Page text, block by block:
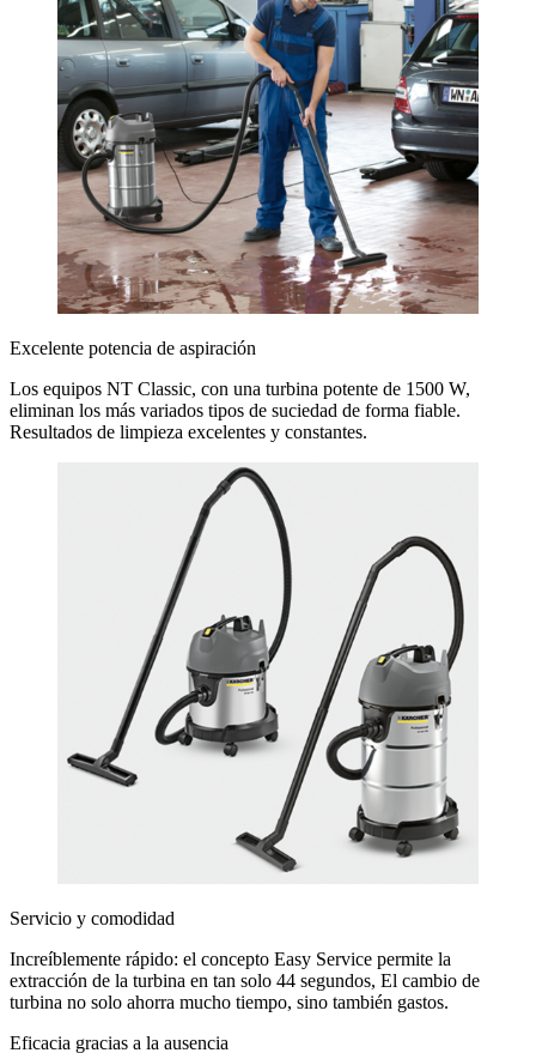
Excelente potencia de aspiración
Los equipos NT Classic, con una turbina potente de 1500 W,
eliminan los más variados tipos de suciedad de forma fiable.
Resultados de limpieza excelentes y constantes.
Servicio y comodidad
Increíblemente rápido: el concepto Easy Service permite la
extracción de la turbina en tan solo 44 segundos, El cambio de
turbina no solo ahorra mucho tiempo, sino también gastos.
Eficacia gracias a la ausencia